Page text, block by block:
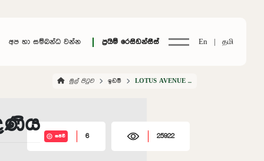
අප හා සම්බන්ධ වන්න ප්‍රයිම් රෙසිඩන්සීස් En | தமி
මුල් පිටුව ඉඩම් LOTUS AVENUE NELUMDENIYA
සජීවී 6 25922